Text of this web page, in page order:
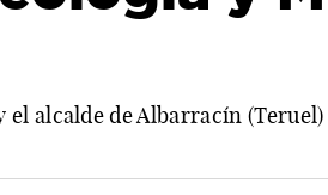
alcalde de Albarracín